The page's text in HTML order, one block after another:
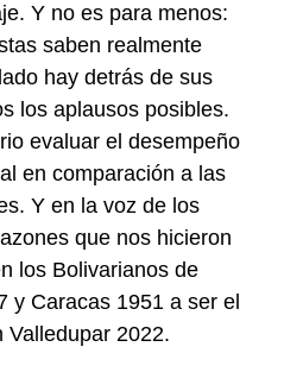
Y no es para menos:
saben realmente
hay detrás de sus
los aplausos posibles.
evaluar el desempeño
en comparación a las
Y en la voz de los
que nos hicieron
los Bolivarianos de
y Caracas 1951 a ser el
Valledupar 2022.